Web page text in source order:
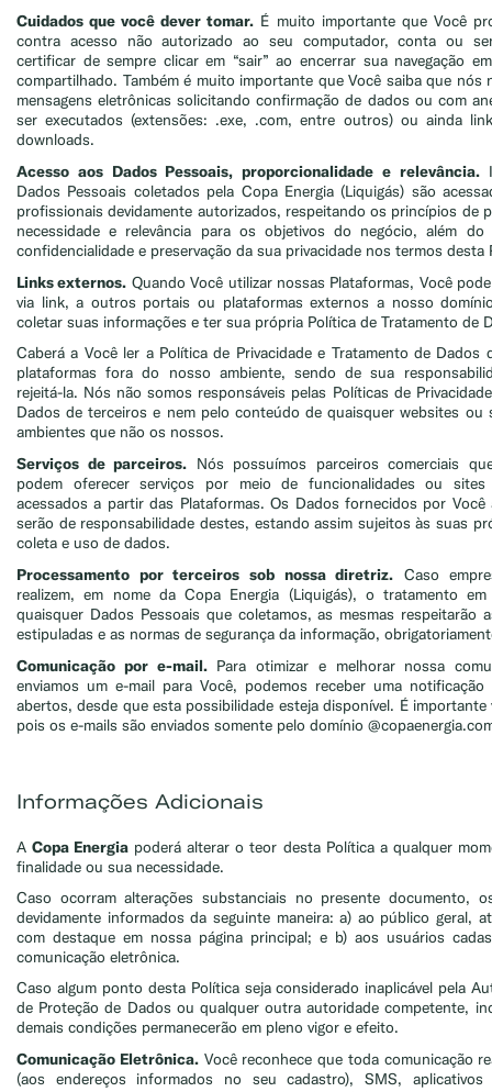
Cuidados que você dever tomar. É muito importante que Você
contra acesso não autorizado ao seu computador, conta ou
certificar de sempre clicar em “sair” ao encerrar sua navegação
compartilhado. Também é muito importante que Você saiba que nós
mensagens eletrônicas solicitando confirmação de dados ou com
ser executados (extensões: .exe, .com, entre outros) ou ainda
downloads.
Acesso aos Dados Pessoais, proporcionalidade e relevância.
Dados Pessoais coletados pela Copa Energia (Liquigás) são
profissionais devidamente autorizados, respeitando os princípios de
necessidade e relevância para os objetivos do negócio, além do
confidencialidade e preservação da sua privacidade nos termos desta
Links externos. Quando Você utilizar nossas Plataformas, Você
via link, a outros portais ou plataformas externos a nosso
coletar suas informações e ter sua própria Política de Tratamento de
Caberá a Você ler a Política de Privacidade e Tratamento de Dados
plataformas fora do nosso ambiente, sendo de sua
rejeitá-la. Nós não somos responsáveis pelas Políticas de
Dados de terceiros e nem pelo conteúdo de quaisquer websites ou
ambientes que não os nossos.
Serviços de parceiros. Nós possuímos parceiros comerciais
podem oferecer serviços por meio de funcionalidades ou
acessados a partir das Plataformas. Os Dados fornecidos por Você
serão de responsabilidade destes, estando assim sujeitos às suas
coleta e uso de dados.
Processamento por terceiros sob nossa diretriz. Caso
realizem, em nome da Copa Energia (Liquigás), o tratamento
quaisquer Dados Pessoais que coletamos, as mesmas respeitarão
estipuladas e as normas de segurança da informação,
Comunicação por e-mail.Para otimizar e melhorar nossa
enviamos um e-mail para Você, podemos receber uma
abertos, desde que esta possibilidade esteja disponível. É
pois os e-mails são enviados somente pelo domínio
Informações Adicionais
ACopa Energia poderá alterar o teor desta Política a qualquer
finalidade ou sua necessidade.
Caso ocorram alterações substanciais no presente documento,
devidamente informados da seguinte maneira: a) ao público geral,
com destaque em nossa página principal; e b) aos usuários
comunicação eletrônica.
Caso algum ponto desta Política seja considerado inaplicável pela
de Proteção de Dados ou qualquer outra autoridade competente,
demais condições permanecerão em pleno vigor e efeito.
Comunicação Eletrônica.Você reconhece que toda comunicação
(aos endereços informados no seu cadastro), SMS, aplicativos